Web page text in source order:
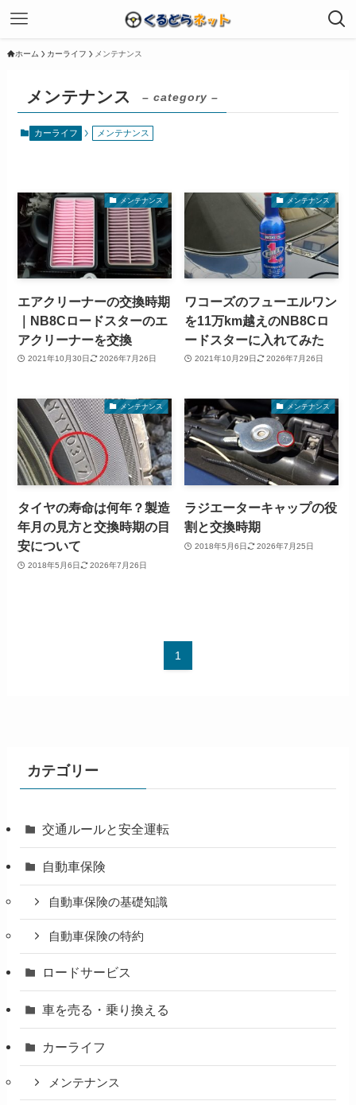
ホーム カーライフ メンテナンス
メンテナンス – category –
カーライフ メンテナンス
メンテナンス
エアクリーナーの交換時期
｜NB8Cロードスターのエ
アクリーナーを交換
2021年10月30日 2026年7月26日
メンテナンス
ワコーズのフューエルワン
を11万km越えのNB8Cロ
ードスターに入れてみた
2021年10月29日 2026年7月26日
メンテナンス
タイヤの寿命は何年？製造
年月の見方と交換時期の目
安について
2018年5月6日 2026年7月26日
メンテナンス
ラジエーターキャップの役
割と交換時期
2018年5月6日 2026年7月25日
1
カテゴリー
交通ルールと安全運転
自動車保険
自動車保険の基礎知識
自動車保険の特約
ロードサービス
車を売る・乗り換える
カーライフ
メンテナンス